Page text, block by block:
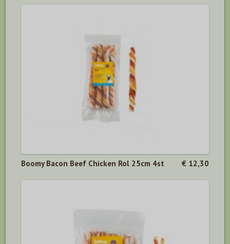
Boomy Bacon Beef Chicken Rol 25cm 4st € 12,30